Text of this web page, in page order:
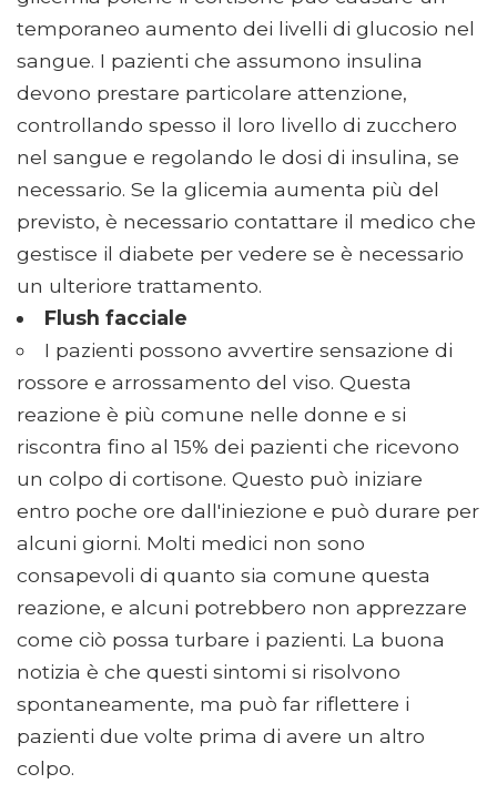
temporaneo aumento dei livelli di glucosio nel
sangue. I pazienti che assumono insulina
devono prestare particolare attenzione,
controllando spesso il loro livello di zucchero
nel sangue e regolando le dosi di insulina, se
necessario. Se la glicemia aumenta più del
previsto, è necessario contattare il medico che
gestisce il diabete per vedere se è necessario
un ulteriore trattamento.
Flush facciale
I pazienti possono avvertire sensazione di
rossore e arrossamento del viso. Questa
reazione è più comune nelle donne e si
riscontra fino al 15% dei pazienti che ricevono
un colpo di cortisone. Questo può iniziare
entro poche ore dall'iniezione e può durare per
alcuni giorni. Molti medici non sono
consapevoli di quanto sia comune questa
reazione, e alcuni potrebbero non apprezzare
come ciò possa turbare i pazienti. La buona
notizia è che questi sintomi si risolvono
spontaneamente, ma può far riflettere i
pazienti due volte prima di avere un altro
colpo.